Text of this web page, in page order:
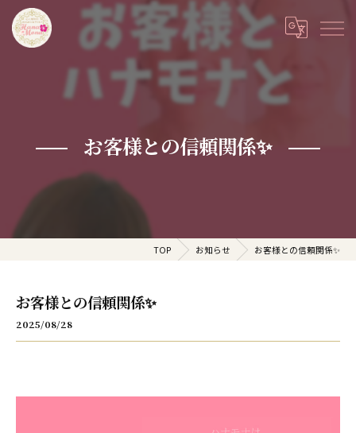
お客様との信頼関係✨
TOP お知らせ お客様との信頼関係✨
お客様との信頼関係✨
2025/08/28